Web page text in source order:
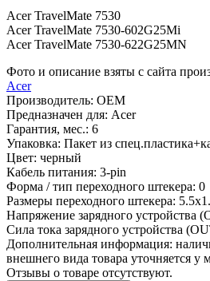
Acer TravelMate 7530
Acer TravelMate 7530-602G25Mi
Acer TravelMate 7530-622G25MN
Фото и описание взяты с сайта
Acer
Производитель: OEM
Предназначен для: Acer
Гарантия, мес.: 6
Упаковка: Пакет из
Цвет: черный
Кабель питания: 3-pin
Форма / тип переходного штекера: 0
Размеры переходного штекера:
Напряжение зарядного устройства
Сила тока зарядного устройства
Дополнительная информация:
внешнего вида товара уточняется у
Отзывы о товаре отсутствуют.